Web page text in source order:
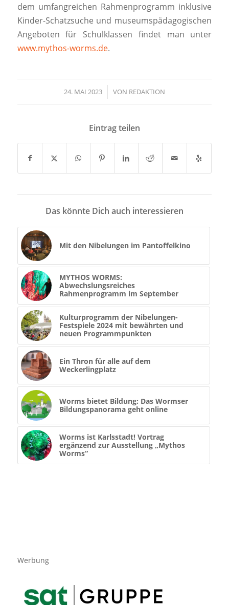
dem umfangreichen Rahmenprogramm inklusive
Kinder-Schatzsuche und museumspädagogischen
Angeboten für Schulklassen findet man unter
www.mythos-worms.de.
24. MAI 2023
/ VON REDAKTION
Eintrag teilen
Das könnte Dich auch interessieren
Mit den Nibelungen im Pantoffelkino
MYTHOS WORMS:
Abwechslungsreiches
Rahmenprogramm im September
Kulturprogramm der Nibelungen-
Festspiele 2024 mit bewährten und
neuen Programmpunkten
Ein Thron für alle auf dem
Weckerlingplatz
Worms bietet Bildung: Das Wormser
Bildungspanorama geht online
Worms ist Karlsstadt! Vortrag
ergänzend zur Ausstellung „Mythos
Worms“
Werbung